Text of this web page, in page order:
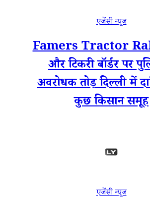
एजेंसी न्यूज
Famers Tractor
और टिकरी बॉर्डर पर
अवरोधक तोड़ दिल्ली में
कुछ किसान समूह
एजेंसी न्यूज